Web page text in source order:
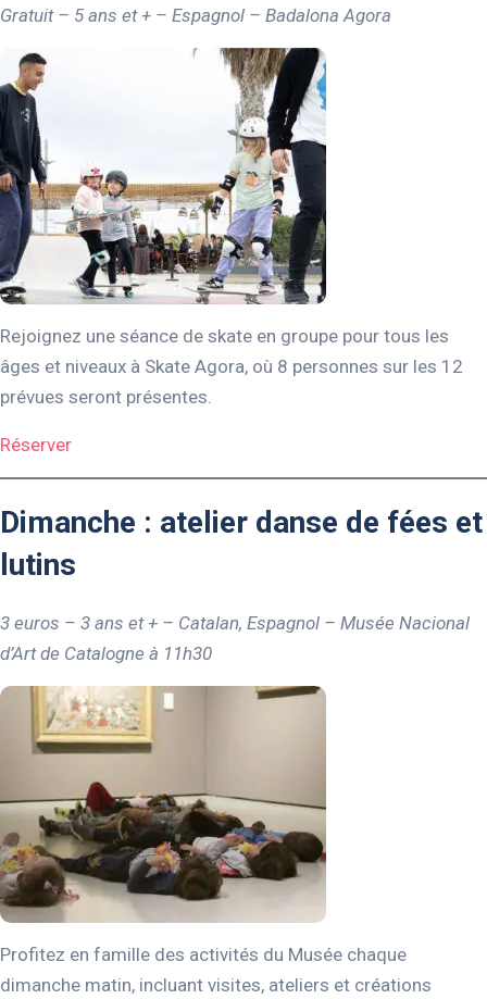
Gratuit – 5 ans et + – Espagnol – Badalona Agora
Rejoignez une séance de skate en groupe pour tous les
âges et niveaux à Skate Agora, où 8 personnes sur les 12
prévues seront présentes.
Réserver
Dimanche : atelier danse de fées et
lutins
3 euros – 3 ans et + – Catalan, Espagnol – Musée Nacional
d’Art de Catalogne à 11h30
Profitez en famille des activités du Musée chaque
dimanche matin, incluant visites, ateliers et créations